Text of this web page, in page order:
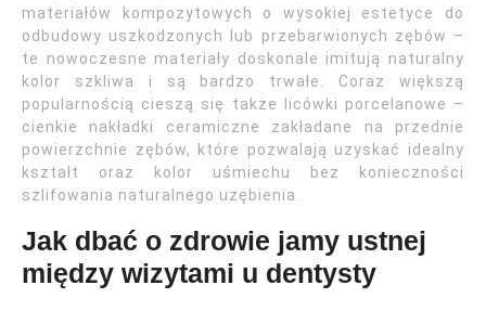
materiałów kompozytowych o wysokiej estetyce do
odbudowy uszkodzonych lub przebarwionych zębów –
te nowoczesne materiały doskonale imitują naturalny
kolor szkliwa i są bardzo trwałe. Coraz większą
popularnością cieszą się także licówki porcelanowe –
cienkie nakładki ceramiczne zakładane na przednie
powierzchnie zębów, które pozwalają uzyskać idealny
kształt oraz kolor uśmiechu bez konieczności
szlifowania naturalnego uzębienia.
Jak dbać o zdrowie jamy ustnej
między wizytami u dentysty